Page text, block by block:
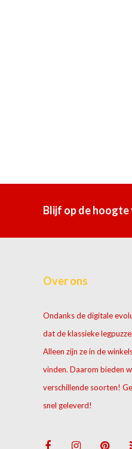
Blijf op de hoogte
Over ons
Ondanks de digitale
dat de klassieke
Alleen zijn ze in de
vinden. Daarom bieden
verschillende soorten!
snel geleverd!